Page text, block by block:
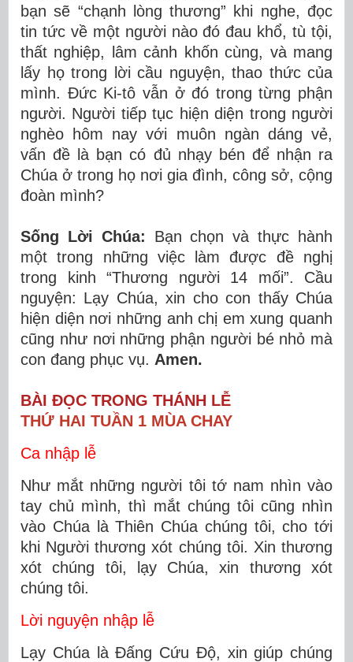
bạn sẽ “chạnh lòng thương” khi nghe, đọc
tin tức về một người nào đó đau khổ, tù tội,
thất nghiệp, lâm cảnh khốn cùng, và mang
lấy họ trong lời cầu nguyện, thao thức của
mình. Đức Ki-tô vẫn ở đó trong từng phận
người. Người tiếp tục hiện diện trong người
nghèo hôm nay với muôn ngàn dáng vẻ,
vấn đề là bạn có đủ nhạy bén để nhận ra
Chúa ở trong họ nơi gia đình, công sở, cộng
đoàn mình?
Sống Lời Chúa: Bạn chọn và thực hành
một trong những việc làm được đề nghị
trong kinh “Thương người 14 mối”. Cầu
nguyện: Lạy Chúa, xin cho con thấy Chúa
hiện diện nơi những anh chị em xung quanh
cũng như nơi những phận người bé nhỏ mà
con đang phục vụ. Amen.
BÀI ĐỌC TRONG THÁNH LỄ
THỨ HAI TUẦN 1 MÙA CHAY
Ca nhập lễ
Như mắt những người tôi tớ nam nhìn vào
tay chủ mình, thì mắt chúng tôi cũng nhìn
vào Chúa là Thiên Chúa chúng tôi, cho tới
khi Người thương xót chúng tôi. Xin thương
xót chúng tôi, lạy Chúa, xin thương xót
chúng tôi.
Lời nguyện nhập lễ
Lạy Chúa là Ðấng Cứu Ðộ, xin giúp chúng